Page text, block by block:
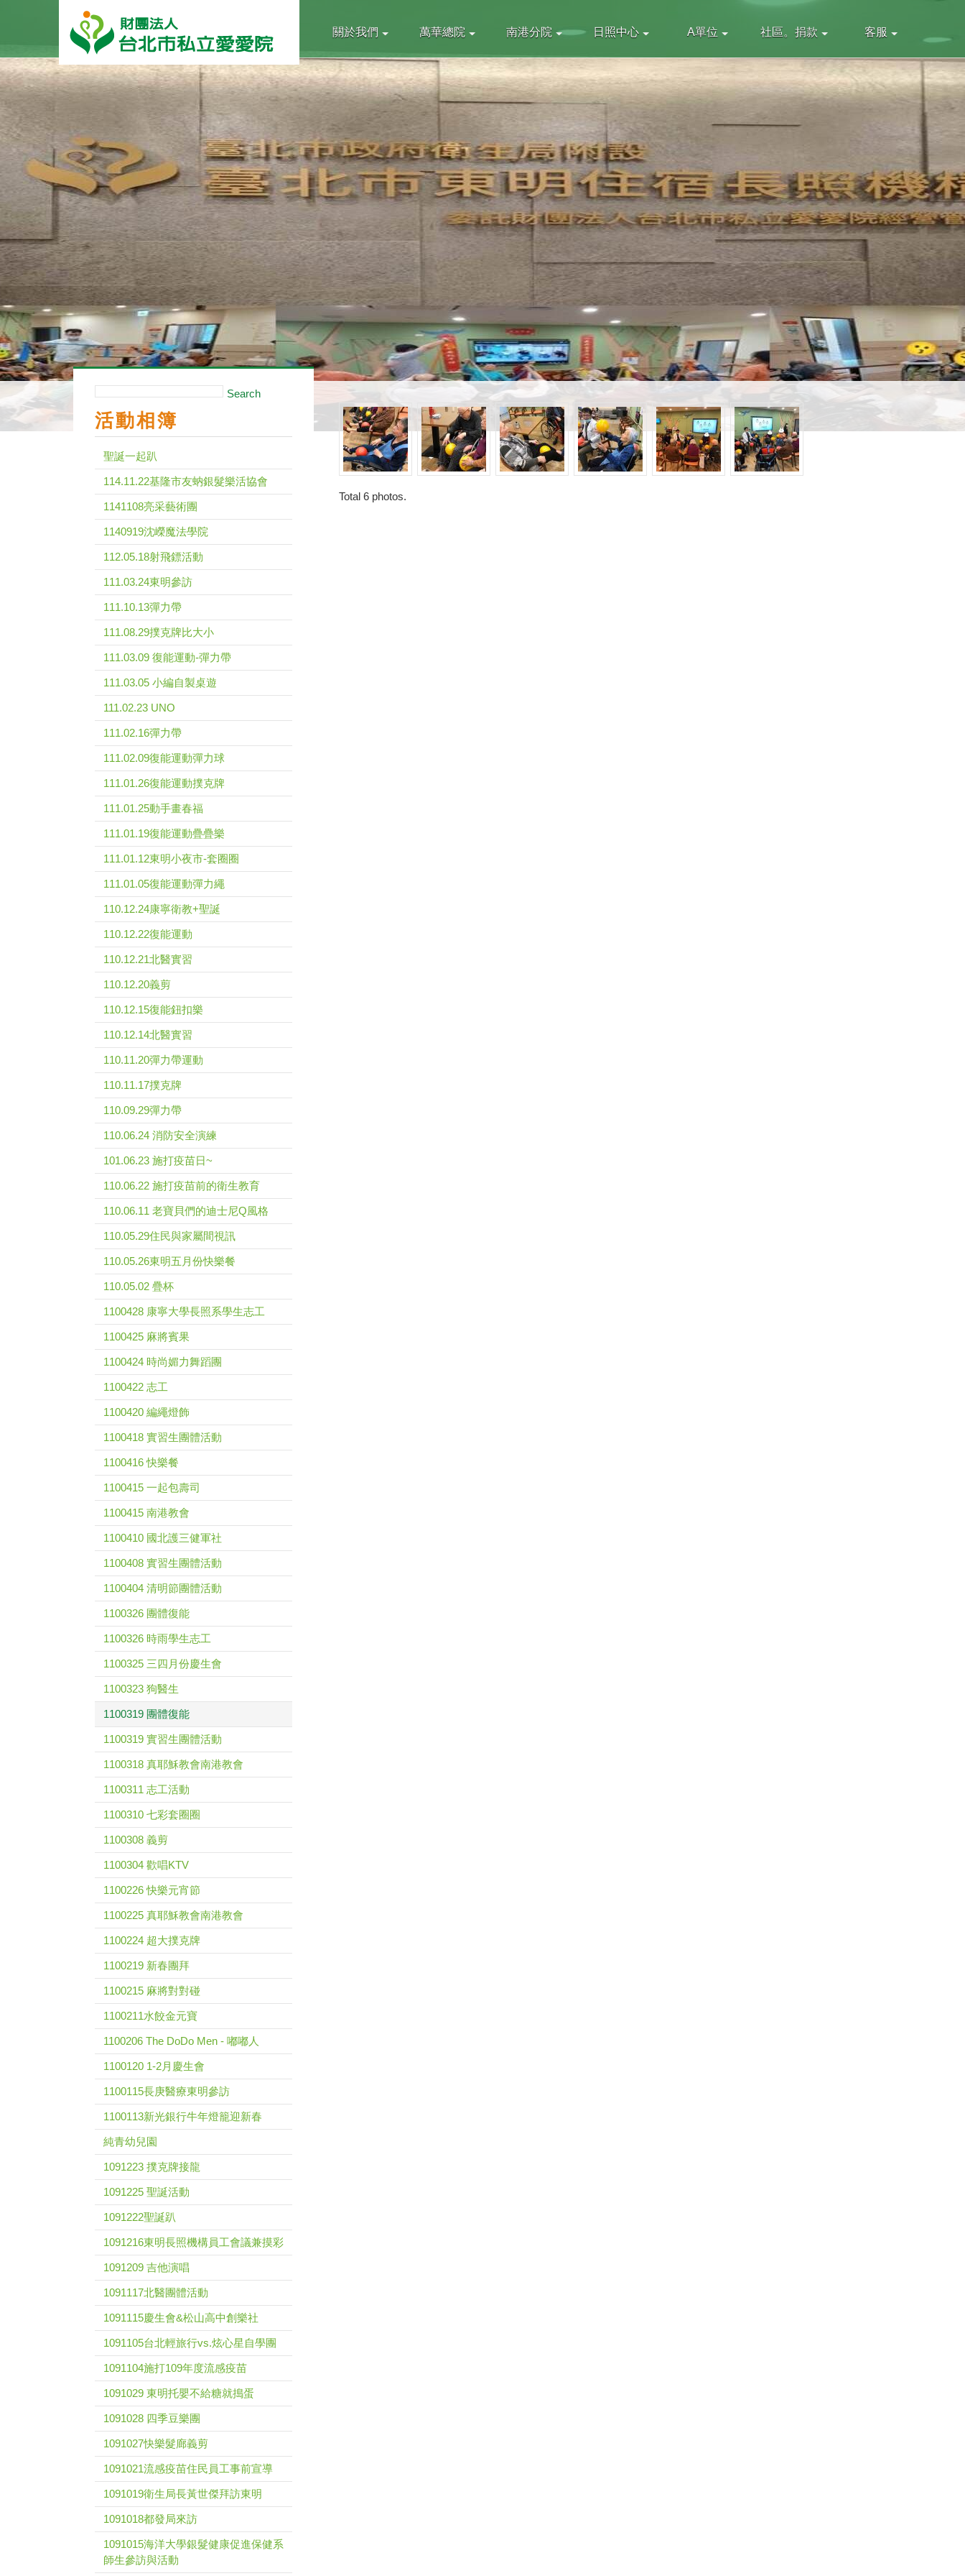
關於我們 萬華總院 南港分院 日照中心 A單位 社區。捐款 客服
Total 6 photos.
Search
活動相簿
聖誕一起趴
114.11.22基隆市友蚋銀髮樂活協會
1141108亮采藝術團
1140919沈嶸魔法學院
112.05.18射飛鏢活動
111.03.24東明參訪
111.10.13彈力帶
111.08.29撲克牌比大小
111.03.09 復能運動-彈力帶
111.03.05 小編自製桌遊
111.02.23 UNO
111.02.16彈力帶
111.02.09復能運動彈力球
111.01.26復能運動撲克牌
111.01.25動手畫春福
111.01.19復能運動疊疊樂
111.01.12東明小夜市-套圈圈
111.01.05復能運動彈力繩
110.12.24康寧衛教+聖誕
110.12.22復能運動
110.12.21北醫實習
110.12.20義剪
110.12.15復能鈕扣樂
110.12.14北醫實習
110.11.20彈力帶運動
110.11.17撲克牌
110.09.29彈力帶
110.06.24 消防安全演練
101.06.23 施打疫苗日~
110.06.22 施打疫苗前的衛生教育
110.06.11 老寶貝們的迪士尼Q風格
110.05.29住民與家屬間視訊
110.05.26東明五月份快樂餐
110.05.02 疊杯
1100428 康寧大學長照系學生志工
1100425 麻將賓果
1100424 時尚媚力舞蹈團
1100422 志工
1100420 編繩燈飾
1100418 實習生團體活動
1100416 快樂餐
1100415 一起包壽司
1100415 南港教會
1100410 國北護三健軍社
1100408 實習生團體活動
1100404 清明節團體活動
1100326 團體復能
1100326 時雨學生志工
1100325 三四月份慶生會
1100323 狗醫生
1100319 團體復能
1100319 實習生團體活動
1100318 真耶穌教會南港教會
1100311 志工活動
1100310 七彩套圈圈
1100308 義剪
1100304 歡唱KTV
1100226 快樂元宵節
1100225 真耶穌教會南港教會
1100224 超大撲克牌
1100219 新春團拜
1100215 麻將對對碰
1100211水餃金元寶
1100206 The DoDo Men - 嘟嘟人
1100120 1-2月慶生會
1100115長庚醫療東明參訪
1100113新光銀行牛年燈籠迎新春
純青幼兒園
1091223 撲克牌接龍
1091225 聖誕活動
1091222聖誕趴
1091216東明長照機構員工會議兼摸彩
1091209 吉他演唱
1091117北醫團體活動
1091115慶生會&松山高中創樂社
1091105台北輕旅行vs.炫心星自學團
1091104施打109年度流感疫苗
1091029 東明托嬰不給糖就搗蛋
1091028 四季豆樂團
1091027快樂髮廊義剪
1091021流感疫苗住民員工事前宣導
1091019衛生局長黃世傑拜訪東明
1091018都發局來訪
1091015海洋大學銀髮健康促進保健系
師生參訪與活動